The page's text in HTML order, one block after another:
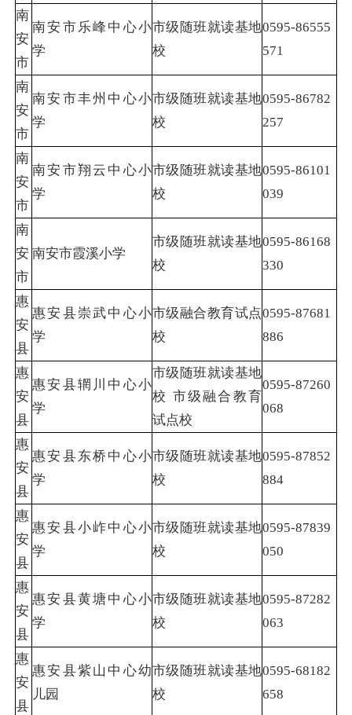
南
安
市
南安市乐峰中心小
学
市级随班就读基地
校
0595-86555
571
南
安
市
南安市丰州中心小
学
市级随班就读基地
校
0595-86782
257
南
安
市
南安市翔云中心小
学
市级随班就读基地
校
0595-86101
039
南
安
市
南安市霞溪小学
市级随班就读基地
校
0595-86168
330
惠
安
县
惠安县崇武中心小
学
市级融合教育试点
校
0595-87681
886
惠
安
县
惠安县辋川中心小
学
市级随班就读基地
校 市级融合教育
试点校
0595-87260
068
惠
安
县
惠安县东桥中心小
学
市级随班就读基地
校
0595-87852
884
惠
安
县
惠安县小岞中心小
学
市级随班就读基地
校
0595-87839
050
惠
安
县
惠安县黄塘中心小
学
市级随班就读基地
校
0595-87282
063
惠
安
县
惠安县紫山中心幼
儿园
市级随班就读基地
校
0595-68182
658